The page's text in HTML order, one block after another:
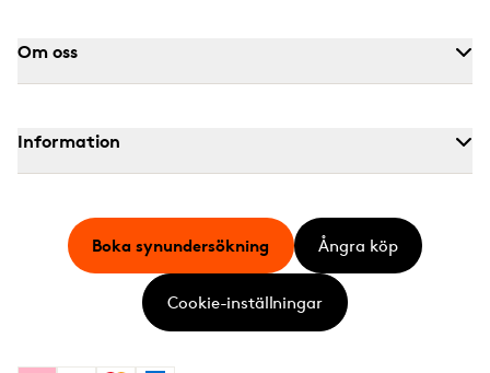
Om oss
Information
Boka synundersökning Ångra köp
Cookie-inställningar